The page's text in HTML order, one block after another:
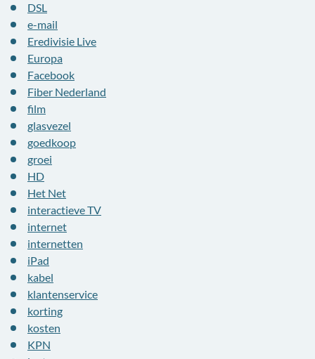
DSL
e-mail
Eredivisie Live
Europa
Facebook
Fiber Nederland
film
glasvezel
goedkoop
groei
HD
Het Net
interactieve TV
internet
internetten
iPad
kabel
klantenservice
korting
kosten
KPN